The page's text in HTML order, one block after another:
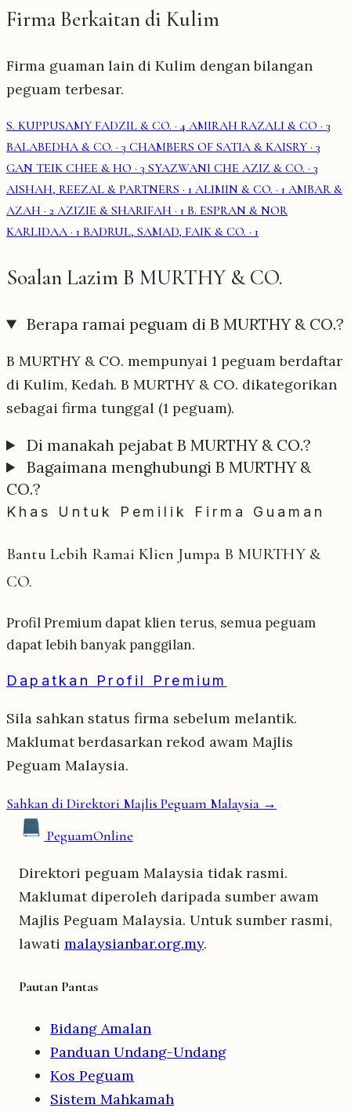
Firma Berkaitan di Kulim
Firma guaman lain di Kulim dengan bilangan
peguam terbesar.
S. KUPPUSAMY FADZIL & CO. · 4 AMIRAH RAZALI & CO · 3
BALABEDHA & CO. · 3 CHAMBERS OF SATIA & KAISRY · 3
GAN TEIK CHEE & HO · 3 SYAZWANI CHE AZIZ & CO. · 3
AISHAH, REEZAL & PARTNERS · 1 ALIMIN & CO. · 1 AMBAR &
AZAH · 2 AZIZIE & SHARIFAH · 1 B. ESPRAN & NOR
KARLIDAA · 1 BADRUL, SAMAD, FAIK & CO. · 1
Soalan Lazim B MURTHY & CO.
Berapa ramai peguam di B MURTHY & CO.?
B MURTHY & CO. mempunyai 1 peguam berdaftar
di Kulim, Kedah. B MURTHY & CO. dikategorikan
sebagai firma tunggal (1 peguam).
Di manakah pejabat B MURTHY & CO.?
Bagaimana menghubungi B MURTHY &
CO.?
Khas Untuk Pemilik Firma Guaman
Bantu Lebih Ramai Klien Jumpa B MURTHY &
CO.
Profil Premium dapat klien terus, semua peguam
dapat lebih banyak panggilan.
Dapatkan Profil Premium
Sila sahkan status firma sebelum melantik.
Maklumat berdasarkan rekod awam Majlis
Peguam Malaysia.
Sahkan di Direktori Majlis Peguam Malaysia →
PeguamOnline
Direktori peguam Malaysia tidak rasmi.
Maklumat diperoleh daripada sumber awam
Majlis Peguam Malaysia. Untuk sumber rasmi,
lawati malaysianbar.org.my.
Pautan Pantas
Bidang Amalan
Panduan Undang-Undang
Kos Peguam
Sistem Mahkamah